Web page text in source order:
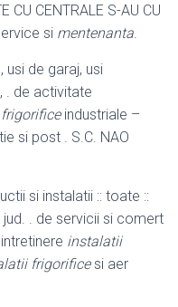
CU CENTRALE S-AU CU
si mentenanta.
usi de garaj, usi
. de activitate
industriale –
si post . S.C. NAO
si instalatii :: toate ::
. de servicii si comert
instalatii
frigorificesi aer